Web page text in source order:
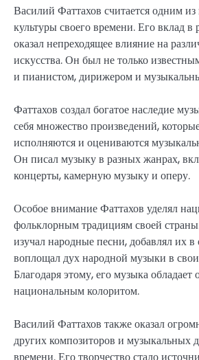
Василий Фаттахов считается одним из
культуры своего времени. Его вклад в
оказал непреходящее влияние на
искусства. Он был не только
и пианистом, дирижером и
Фаттахов создал богатое наследие
себя множество произведений,
исполняются и оцениваются
Он писал музыку в разных жанрах,
концерты, камерную музыку и оперу.
Особое внимание Фаттахов уделял
фольклорным традициям своей
изучал народные песни, добавлял их
воплощал дух народной музыки в
Благодаря этому, его музыка
национальным колоритом.
Василий Фаттахов также оказал
других композиторов и музыкальных
времени. Его творчество стало